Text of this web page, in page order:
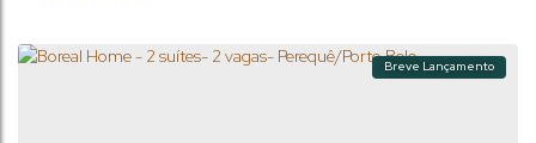
Breve Lançamento